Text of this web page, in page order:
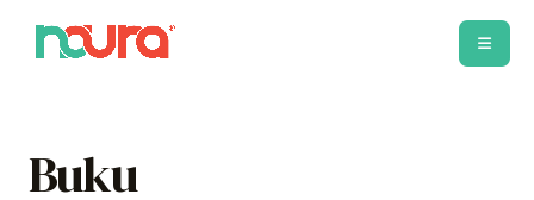
Buku